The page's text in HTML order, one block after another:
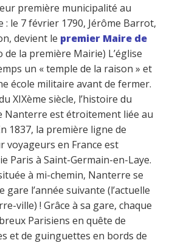
première municipalité au
le 7 février 1790, Jérôme Barrot,
devient le premier Maire de
de la première Mairie) L’église
un « temple de la raison » et
école militaire avant de fermer.
XIXème siècle, l’histoire du
Nanterre est étroitement liée au
1837, la première ligne de
voyageurs en France est
Paris à Saint-Germain-en-Laye.
à mi-chemin, Nanterre se
l’année suivante (l’actuelle
ville) ! Grâce à sa gare, chaque
Parisiens en quête de
et de guinguettes en bords de